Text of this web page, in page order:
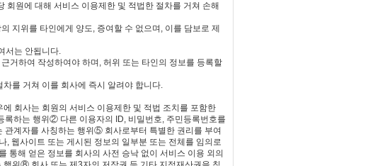
회원에 대해 서비스 이용제한 및 적법한 절차를 거쳐 손해
지위를 타인에게 양도, 증여할 수 없으며, 이를 담보로 제
서는 안됩니다.
거하여 작성하여야 하며, 허위 또는 타인의 정보를 등록할
를 거쳐 이를 회사에 즉시 알려야 합니다.
회사는 회원의 서비스 이용제한 및 적법 조치를 포함한
하는 행위② 다른 이용자의 ID, 비밀번호, 주민등록번호를
계자를 사칭하는 행위⑤ 회사로부터 특별한 권리를 부여
웹사이트 또는 게시된 정보의 일부분 또는 전체를 임의로
해 얻은 정보를 회사의 사전 승낙 없이 서비스 이용 외의